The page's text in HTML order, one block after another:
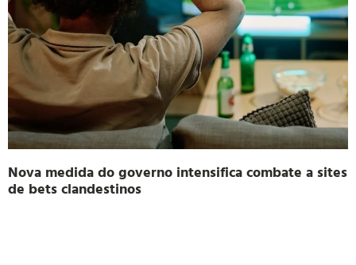
Nova medida do governo intensifica combate a sites
de bets clandestinos